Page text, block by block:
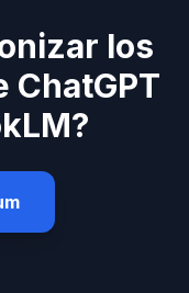
los
ChatGPT